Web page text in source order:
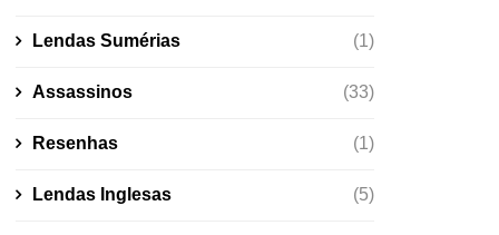
Lendas Sumérias (1)
Assassinos (33)
Resenhas (1)
Lendas Inglesas (5)